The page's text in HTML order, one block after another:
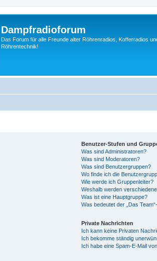
Dampfradioforum
Das Forum für alle Freunde alter Röhrenradios, Kofferradios
Röhrentechnik!
Benutzer-Stufen und
Was sind Administratoren?
Was sind Moderatoren?
Was sind Benutzergruppen?
Wo finde ich die
Wie werde ich Gruppenleiter?
Weshalb werden
Was ist eine Hauptgruppe?
Was bedeutet der „Das
Private Nachrichten
Ich kann keine Privaten
Ich bekomme ständig
Ich habe eine Spam-E-Mail